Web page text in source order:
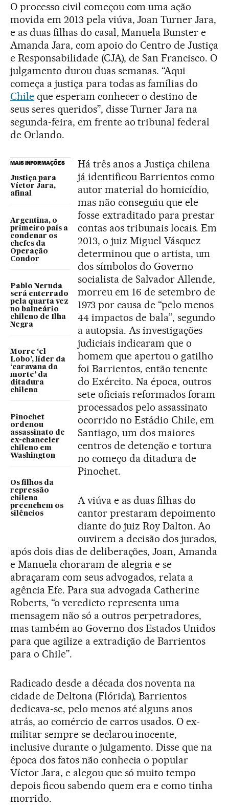
O processo civil começou com uma ação
movida em 2013 pela viúva, Joan Turner Jara,
e as duas filhas do casal, Manuela Bunster e
Amanda Jara, com apoio do Centro de Justiça
e Responsabilidade (CJA), de San Francisco. O
julgamento durou duas semanas. “Aqui
começa a justiça para todas as famílias do
Chileque esperam conhecer o destino de
seus seres queridos”, disse Turner Jara na
segunda-feira, em frente ao tribunal federal
de Orlando.
MAIS INFORMAÇÕES
Justiça para
Víctor Jara,
afinal
Argentina, o
primeiro país a
condenar os
chefes da
Operação
Condor
Pablo Neruda
será enterrado
pela quarta vez
no balneário
chileno de Ilha
Negra
Morre ‘el
Lobo’, líder da
‘caravana da
morte’ da
ditadura
chilena
Pinochet
ordenou
assassinato de
ex-chanceler
chileno em
Washington
Os filhos da
repressão
chilena
preenchem os
silêncios
Há três anos a Justiça chilena
já identificou Barrientos como
autor material do homicídio,
mas não conseguiu que ele
fosse extraditado para prestar
contas aos tribunais locais. Em
2013, o juiz Miguel Vásquez
determinou que o artista, um
dos símbolos do Governo
socialista de Salvador Allende,
morreu em 16 de setembro de
1973 por causa de “pelo menos
44 impactos de bala”, segundo
a autopsia. As investigações
judiciais indicaram que o
homem que apertou o gatilho
foi Barrientos, então tenente
do Exército. Na época, outros
sete oficiais reformados foram
processados pelo assassinato
ocorrido no Estádio Chile, em
Santiago, um dos maiores
centros de detenção e tortura
no começo da ditadura de
Pinochet.
A viúva e as duas filhas do
cantor prestaram depoimento
diante do juiz Roy Dalton. Ao
ouvirem a decisão dos jurados,
após dois dias de deliberações, Joan, Amanda
e Manuela choraram de alegria e se
abraçaram com seus advogados, relata a
agência Efe. Para sua advogada Catherine
Roberts, “o veredicto representa uma
mensagem não só a outros perpetradores,
mas também ao Governo dos Estados Unidos
para que agilize a extradição de Barrientos
para o Chile”.
Radicado desde a década dos noventa na
cidade de Deltona (Flórida), Barrientos
dedicava-se, pelo menos até alguns anos
atrás, ao comércio de carros usados. O ex-
militar sempre se declarou inocente,
inclusive durante o julgamento. Disse que na
época dos fatos não conhecia o popular
Víctor Jara, e alegou que só muito tempo
depois ficou sabendo quem era e como tinha
morrido.